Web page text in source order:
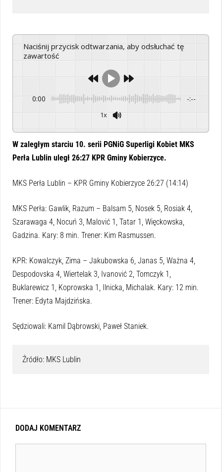
Naciśnij przycisk odtwarzania, aby odsłuchać tę
zawartość
0:00 -:--
1x
W zaległym starciu 10. serii PGNiG Superligi Kobiet MKS
Perła Lublin uległ 26:27 KPR Gminy Kobierzyce.
MKS Perła Lublin – KPR Gminy Kobierzyce 26:27 (14:14)
MKS Perła: Gawlik, Razum – Balsam 5, Nosek 5, Rosiak 4,
Szarawaga 4, Nocuń 3, Malović 1, Tatar 1, Więckowska,
Gadzina. Kary: 8 min. Trener: Kim Rasmussen.
KPR: Kowalczyk, Zima – Jakubowska 6, Janas 5, Ważna 4,
Despodovska 4, Wiertelak 3, Ivanović 2, Tomczyk 1,
Buklarewicz 1, Koprowska 1, Ilnicka, Michalak. Kary: 12 min.
Trener: Edyta Majdzińska.
Sędziowali: Kamil Dąbrowski, Paweł Staniek.
Źródło: MKS Lublin
DODAJ KOMENTARZ